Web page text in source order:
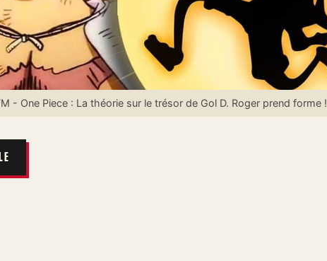
- One Piece : La théorie sur le trésor de Gol D. Roger prend forme !